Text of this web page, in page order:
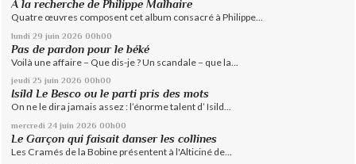
À la recherche de Philippe Malhaire
Quatre œuvres composent cet album consacré à Philippe...
lundi 29 juin 2026 00h00
Pas de pardon pour le béké
Voilà une affaire – Que dis-je ? Un scandale – que la...
jeudi 25 juin 2026 00h00
Isild Le Besco ou le parti pris des mots
On ne le dira jamais assez : l’énorme talent d’ Isild...
mercredi 24 juin 2026 00h00
Le Garçon qui faisait danser les collines
Les Cramés de la Bobine présentent à l'Alticiné de...